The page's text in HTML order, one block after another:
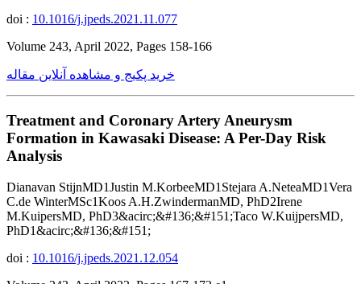
doi : 10.1016/j.jpeds.2021.11.077
Volume 243, April 2022, Pages 158-166
خرید پکیج و مشاهده آنلاین مقاله
Treatment and Coronary Artery Aneurysm
Formation in Kawasaki Disease: A Per-Day Risk
Analysis
Dianavan StijnMD1Justin M.KorbeeMD1Stejara A.NeteaMD1Vera
C.de WinterMSc1Koos A.H.ZwindermanMD, PhD2Irene
M.KuipersMD, PhD3&acirc;&#136;&#151;Taco W.KuijpersMD,
PhD1&acirc;&#136;&#151;
doi : 10.1016/j.jpeds.2021.12.054